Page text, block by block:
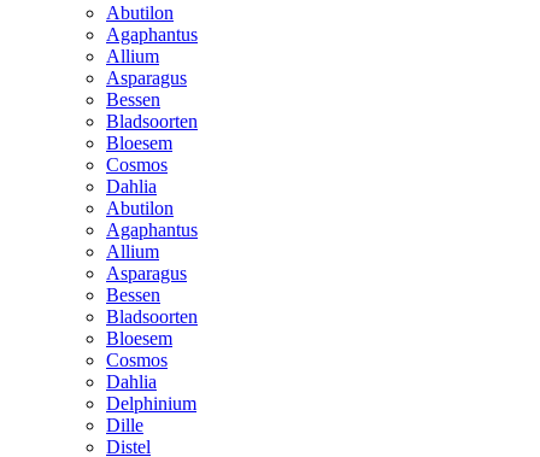
Abutilon
Agaphantus
Allium
Asparagus
Bessen
Bladsoorten
Bloesem
Cosmos
Dahlia
Abutilon
Agaphantus
Allium
Asparagus
Bessen
Bladsoorten
Bloesem
Cosmos
Dahlia
Delphinium
Dille
Distel